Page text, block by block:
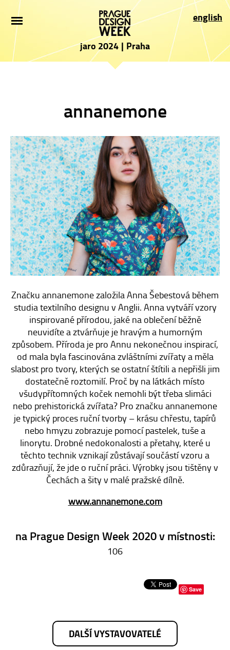
english
jaro 2024 | Praha
annanemone
Značku annanemone založila Anna Šebestová během
studia textilního designu v Anglii. Anna vytváří vzory
inspirované přírodou, jaké na oblečení běžně
neuvidíte a ztvárňuje je hravým a humorným
způsobem. Příroda je pro Annu nekonečnou inspirací,
od mala byla fascinována zvláštními zvířaty a měla
slabost pro tvory, kterých se ostatní štítili a nepřišli jim
dostatečně roztomilí. Proč by na látkách místo
všudypřítomných koček nemohli být třeba slimáci
nebo prehistorická zvířata? Pro značku annanemone
je typický proces ruční tvorby – krásu chřestu, tapírů
nebo hmyzu zobrazuje pomocí pastelek, tuše a
linorytu. Drobné nedokonalosti a přetahy, které u
těchto technik vznikají zůstávají součástí vzoru a
zdůrazňují, že jde o ruční práci. Výrobky jsou tištěny v
Čechách a šity v malé pražské dílně.
www.annanemone.com
na Prague Design Week 2020 v místnosti:
106
Save
DALŠÍ VYSTAVOVATELÉ
ÚVOD
NOVINKY
PRO NÁVŠTĚVNÍKY
PARTNEŘI
PŘIHLÁŠKA
PRESS
O AKCI
E-SHOP
KONTAKT